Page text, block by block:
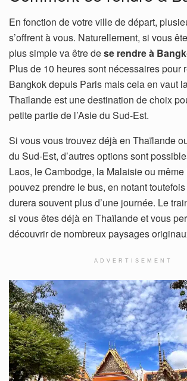
En fonction de votre ville de départ,
s’offrent à vous. Naturellement, si vous
plus simple va être dese rendre à
Plus de 10 heures sont nécessaires pour
Bangkok depuis Paris mais cela en vaut
Thaïlande est une destination de choix
petite partie de l’Asie du Sud-Est.
Si vous vous trouvez déjà en Thaïlande
du Sud-Est, d’autres options sont
Laos, le Cambodge, la Malaisie ou
pouvez prendre le bus, en notant
durera souvent plus d’une journée. Le
si vous êtes déjà en Thaïlande et vous
découvrir de nombreux paysages
ADVERTISEMENT